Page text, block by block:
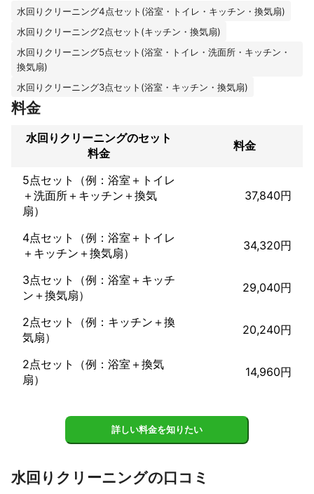
これまでの実績
単身、世帯引越し年間80件以上！！
家具組み立て年間50以上！！
冬期間除雪（排雪は不可）
アピールポイント
弊社合同会社M.E.Sの意味通り
many encounter success
多くの 出会い 成功
多くのお客様に出会い成功して行ける会社になるよう日々努力し
是非ご連絡お待ちしております！！
水回りクリーニング4点セット(浴室・トイレ・キッチン・換気扇)
水回りクリーニング2点セット(キッチン・換気扇)
水回りクリーニング5点セット(浴室・トイレ・洗面所・キッチン・
換気扇)
水回りクリーニング3点セット(浴室・キッチン・換気扇)
料金
水回りクリーニングのセット
料金
料金
5点セット（例：浴室＋トイレ
＋洗面所＋キッチン＋換気
扇）
37,840円
4点セット（例：浴室＋トイレ
＋キッチン＋換気扇）
34,320円
3点セット（例：浴室＋キッチ
ン＋換気扇）
29,040円
2点セット（例：キッチン＋換
気扇）
20,240円
2点セット（例：浴室＋換気
扇）
14,960円
詳しい料金を知りたい
水回りクリーニングの口コミ